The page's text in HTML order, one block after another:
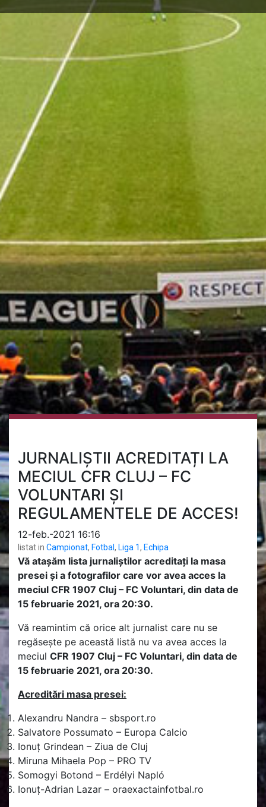
JURNALIȘTII ACREDITAȚI LA
MECIUL CFR CLUJ – FC
VOLUNTARI ȘI
REGULAMENTELE DE ACCES!
12-feb.-2021 16:16
listat in Campionat, Fotbal , Liga 1, Echipa
Vă atașăm lista jurnaliștilor acreditați la masa
presei și a fotografilor care vor avea acces la
meciul CFR 1907 Cluj – FC Voluntari, din data de
15 februarie 2021, ora 20:30.
Vă reamintim că orice alt jurnalist care nu se
regăsește pe această listă nu va avea acces la
meciul CFR 1907 Cluj – FC Voluntari, din data de
15 februarie 2021, ora 20:30.
Acreditări masa presei:
Alexandru Nandra – sbsport.ro
Salvatore Possumato – Europa Calcio
Ionuț Grindean – Ziua de Cluj
Miruna Mihaela Pop – PRO TV
Somogyi Botond – Erdélyi Napló
Ionuț-Adrian Lazar – oraexactainfotbal.ro